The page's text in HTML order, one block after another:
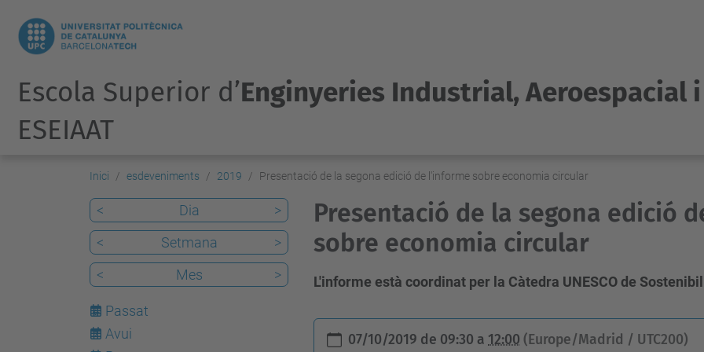
Escola Superior d’Enginyeries Industrial, Aeroespacial
ESEIAAT
Inici esdeveniments 2019 Presentació de la segona edició de l'informe sobre economia circular
Presentació de la segona edició
sobre economia circular
L'informe està coordinat per la Càtedra UNESCO de
07/10/2019 de 09:30 a 12:00 (Europe/Madrid / UTC200)
< Dia
>
<
Setmana
>
<
Mes >
Passat
7
Avui